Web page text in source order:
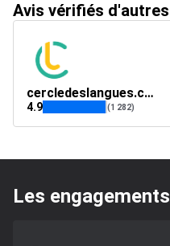
Avis vérifiés
cercledeslangues.com
4.9 (1 282)
Les